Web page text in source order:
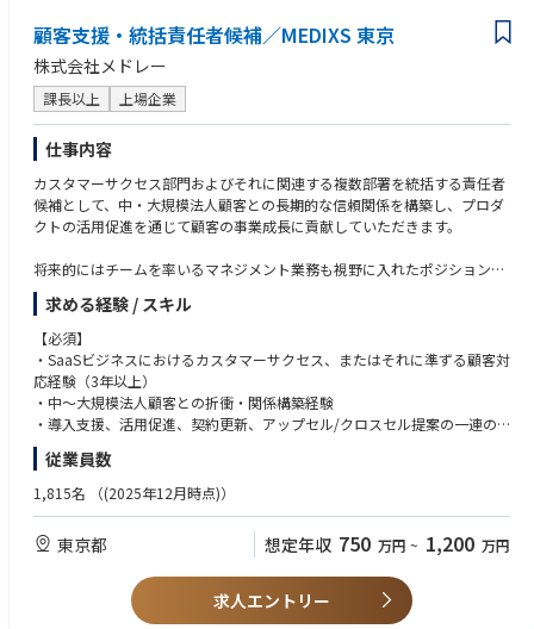
顧客支援・統括責任者候補／MEDIXS 東京
株式会社メドレー
課長以上 上場企業
仕事内容
カスタマーサクセス部門およびそれに関連する複数部署を統括する責任者
候補として、中・大規模法人顧客との長期的な信頼関係を構築し、プロダ
クトの活用促進を通じて顧客の事業成長に貢献していただきます。
将来的にはチームを率いるマネジメント業務も視野に入れたポジションで
す。
【主な業務】
・戦略策定と実行 ：カスタマーサクセス部門の戦略立案、KGI/KPI設計、
および実行をリードし、事業計画の達成に責任を持つ。中期的にはカスタ
マーサクセスに関連するその他部署も含めて統括し戦略策定から実行を担
う。
ーションを行い、信頼関係を構築する。
・データ分析と改善提案 ：顧客の利用状況や満足度を分析し、サービス改
善や新機能開発へのフィードバックを行う。
・活用促進 ：顧客ごとの成功事例やより効果的な活用方法をプロアクティ
ブに提案し、アップセルやクロスセルを主導する。
し、将来のチーム拡大に向けた基盤を構築する。
求める経験 / スキル
【必須】
・SaaSビジネスにおけるカスタマーサクセス、またはそれに準ずる顧客対
応経験（3年以上）
・中〜大規模法人顧客との折衝・関係構築経験
・導入支援、活用促進、契約更新、アップセル/クロスセル提案の一連の
経験
・チームリーダーやマネジメントの経験、またはそのポテンシャル
・データに基づいた課題特定・解決策立案能力
【歓迎】
・医療システムやサービスに関するカスタマーサクセス経験
・ITコンサルタントや業務コンサルタントとして、クライアントの業務改
善プロジェクトに従事した経験
・新規サービスや機能の立ち上げに、サポート観点から関与した経験
従業員数
1,815名 （(2025年12月時点)）
東京都 想定年収 750 万円 ~ 1,200 万円
求人エントリー